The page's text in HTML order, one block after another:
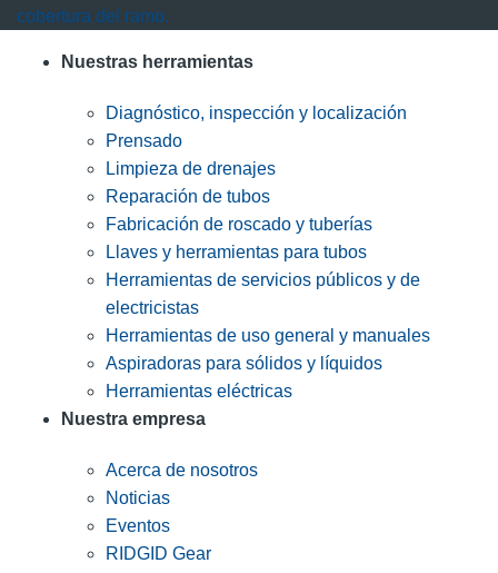
cobertura del ramo.
Nuestras herramientas
Diagnóstico, inspección y localización
Prensado
Limpieza de drenajes
Reparación de tubos
Fabricación de roscado y tuberías
Llaves y herramientas para tubos
Herramientas de servicios públicos y de
electricistas
Herramientas de uso general y manuales
Aspiradoras para sólidos y líquidos
Herramientas eléctricas
Nuestra empresa
Acerca de nosotros
Noticias
Eventos
RIDGID Gear